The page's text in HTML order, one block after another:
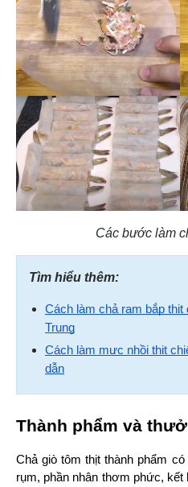
Các bước làm
Tìm hiểu thêm:
Cách làm chả ram bắp thịt
Trung
Cách làm mực nhồi thịt
dẫn
Thành phẩm và
Chả giò tôm thịt thành phẩm
rụm, phần nhân thơm phức,